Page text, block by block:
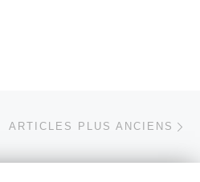
ARTICLES PLUS ANCIENS